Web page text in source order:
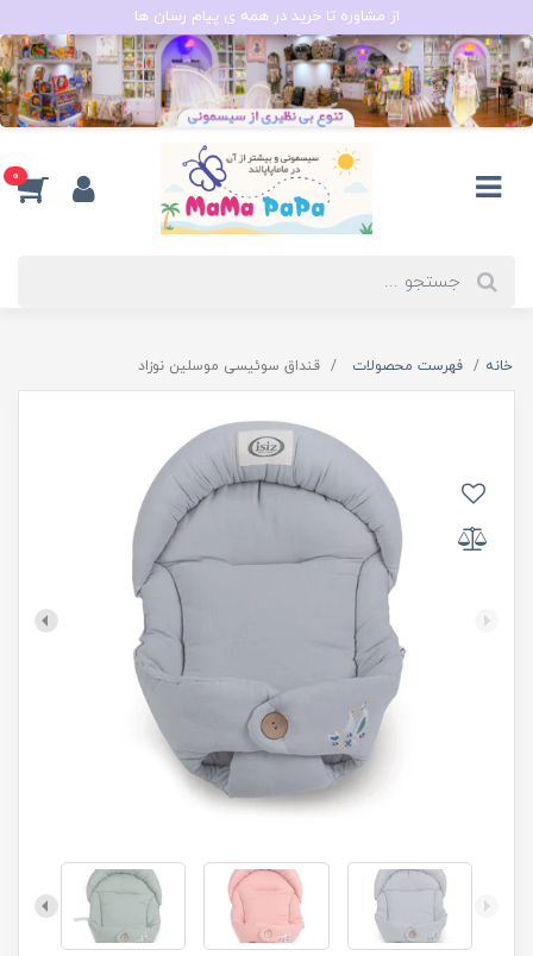
از مشاوره تا خرید در همه ی پیام رسان ها
0
خانه فهرست محصولات قنداق سوئیسی موسلین نوزاد